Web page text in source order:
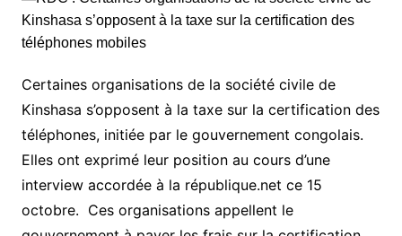
Certaines organisations de la société civile de
Kinshasa s’opposent à la taxe sur la certification des
téléphones, initiée par le gouvernement congolais.
Elles ont exprimé leur position au cours d’une
interview accordée à la république.net ce 15
octobre. Ces organisations appellent le